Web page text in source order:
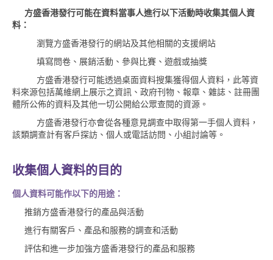
方盛香港發行可能在資料當事人進行以下活動時收集其個人資
料：
瀏覽方盛香港發行的網站及其他相關的支援網站
填寫問卷、展銷活動、參與比賽、遊戲或抽獎
方盛香港發行可能透過桌面資料搜集獲得個人資料，此等資
料來源包括萬維網上展示之資訊、政府刊物、報章、雜誌、註冊團
體所公佈的資料及其他一切公開給公眾查閱的資源。
方盛香港發行亦會從各種意見調查中取得第一手個人資料，
該類調查計有客戶探訪、個人或電話訪問、小組討論等。
收集個人資料的目的
個人資料可能作以下的用途：
推銷方盛香港發行的產品與活動
進行有關客戶、產品和服務的調查和活動
評估和進一步加強方盛香港發行的產品和服務